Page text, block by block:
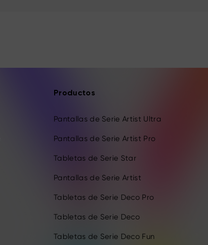
Productos
Pantallas de Serie Artist Ultra
Pantallas de Serie Artist Pro
Tabletas de Serie Star
Pantallas de Serie Artist
Tabletas de Serie Deco Pro
Tabletas de Serie Deco
Tabletas de Serie Deco Fun